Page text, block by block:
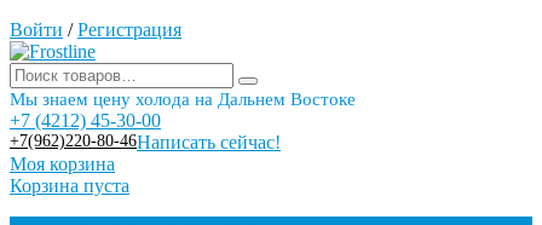
Войти / Регистрация
Мы знаем цену холода на Дальнем Востоке
+7 (4212) 45-30-00
+7(962)220-80-46Написать сейчас!
Моя корзина
Корзина пуста